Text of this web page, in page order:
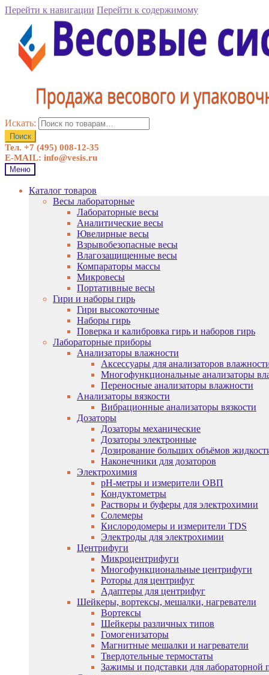
Перейти к навигации Перейти к содержимому
Искать:
Поиск
Тел. +7 (495) 008-12-35
E-MAIL: info@vesis.ru
Меню
Каталог товаров
Весы лабораторные
Лабораторные весы
Аналитические весы
Ювелирные весы
Взрывобезопасные весы
Влагозащищенные весы
Компараторы массы
Микровесы
Портативные весы
Гири и наборы гирь
Гири высокоточные
Наборы гирь
Поверка и калибровка гирь и наборов гирь
Лабораторные приборы
Анализаторы влажности
Аксессуары для анализаторов
Многофункциональные анализаторы
Переносные анализаторы влажности
Анализаторы вязкости
Вибрационные анализаторы вязкости
Дозаторы
Дозаторы механические
Дозаторы электронные
Дозирование больших объёмов
Наконечники для дозаторов
Электрохимия
pH-метры и измерители ОВП
Кондуктометры
Растворы и буферы для электрохимии
Солемеры
Кислородомеры и измерители TDS
Электроды для электрохимии
Центрифуги
Микроцентрифуги
Многофункциональные центрифуги
Роторы для центрифуг
Адаптеры для центрифуг
Шейкеры, вортексы, мешалки, нагреватели
Вортексы
Шейкеры различных типов
Гомогенизаторы
Магнитные мешалки и нагреватели
Твердотельные термостаты
Зажимы и подставки для лабораторной